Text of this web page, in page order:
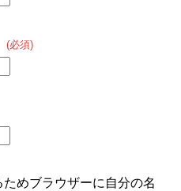
(必須)
めブラウザーに自分の名